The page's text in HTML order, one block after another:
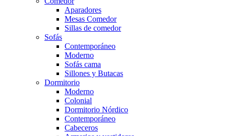
Aparadores
Mesas Comedor
Sillas de comedor
Sofás
Contemporáneo
Moderno
Sofás cama
Sillones y Butacas
Dormitorio
Moderno
Colonial
Dormitorio Nórdico
Contemporáneo
Cabeceros